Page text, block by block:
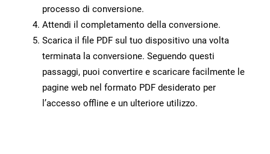
processo di conversione.
Attendi il completamento della conversione.
Scarica il file PDF sul tuo dispositivo una volta
terminata la conversione. Seguendo questi
passaggi, puoi convertire e scaricare facilmente le
pagine web nel formato PDF desiderato per
l’accesso offline e un ulteriore utilizzo.